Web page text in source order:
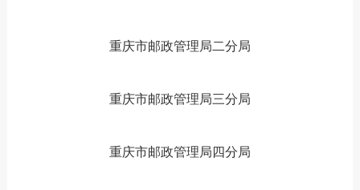
重庆市邮政管理局二分局
重庆市邮政管理局三分局
重庆市邮政管理局四分局